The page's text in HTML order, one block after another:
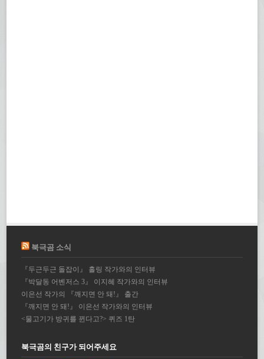
북극곰 소식
『두근두근 돌잡이』 홀링 작가와의 인터뷰
『박달동 어벤저스 3』 이지혜 작가와의 인터뷰
이은선 작가의 『깨지면 안 돼!』 출간
『깨지면 안 돼!』 이은선 작가와의 인터뷰
<물고기가 방귀를 뀐다고?> 퀴즈 1탄
북극곰의 친구가 되어주세요